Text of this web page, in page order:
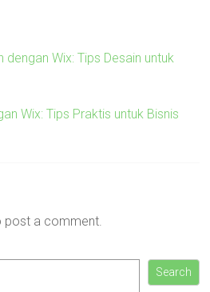
Wix: Tips Desain untuk
Wix: Tips Praktis untuk Bisnis
post a comment.
Search